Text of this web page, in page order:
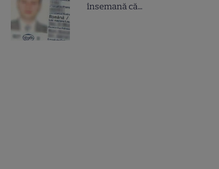
însemană că...